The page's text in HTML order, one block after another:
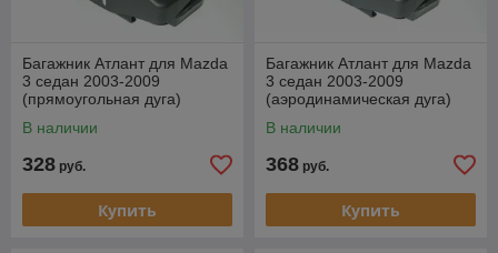
Багажник Атлант для Mazda
3 седан 2003-2009
(прямоугольная дуга)
В наличии
328 руб.
Купить
Багажник Атлант для Mazda
3 седан 2003-2009
(аэродинамическая дуга)
В наличии
368 руб.
Купить